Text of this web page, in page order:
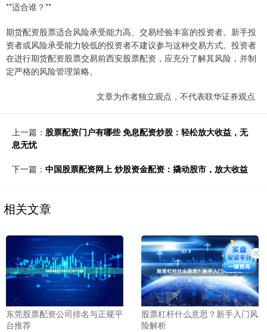
**适合谁？**
期货配资股票适合风险承受能力高、交易经验丰富的投资者。新手投
资者或风险承受能力较低的投资者不建议参与这种交易方式。投资者
在进行期货配资股票交易前西安股票配资，应充分了解其风险，并制
定严格的风险管理策略。
文章为作者独立观点，不代表联华证券观点
上一篇： 股票配资门户有哪些 免息配资炒股：轻松放大收益，无
息无忧
下一篇： 中国股票配资网上 炒股资金配资：撬动股市，放大收益
相关文章
东莞股票配资公司排名与正规平
台推荐
股票杠杆什么意思？新手入门风
险解析